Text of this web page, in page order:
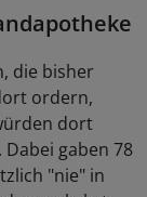
die bisher
ordern,
dort
gaben 78
"nie" in